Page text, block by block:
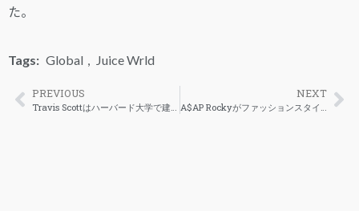
た。
Tags: Global , Juice Wrld
PREVIOUS NEXT